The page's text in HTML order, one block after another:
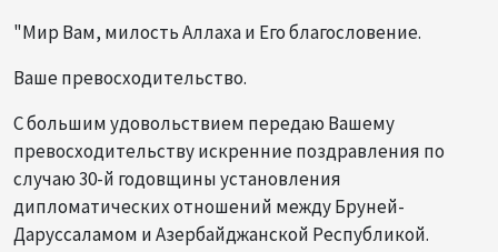
"Мир Вам, милость Аллаха и Его благословение.
Ваше превосходительство.
С большим удовольствием передаю Вашему
превосходительству искренние поздравления по
случаю 30-й годовщины установления
дипломатических отношений между Бруней-
Даруссаламом и Азербайджанской Республикой.